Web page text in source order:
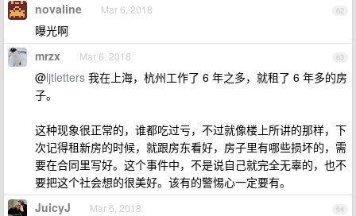
62
novaline Mar 6, 2018
曝光啊
63
mrzx Mar 6, 2018
@ljtletters 我在上海，杭州工作了 6 年之多，就租了 6 年多的房
子。
这种现象很正常的，谁都吃过亏，不过就像楼上所讲的那样，下
次记得租新房的时候，就跟房东看好，房子里有哪些损坏的，需
要在合同里写好。这个事件中，不是说自己就完全无辜的，也不
要把这个社会想的很美好。该有的警惕心一定要有。
64
JuicyJ Mar 6, 2018